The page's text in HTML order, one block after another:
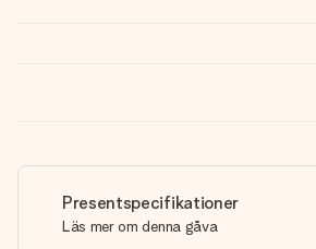
Presentspecifikationer
Läs mer om denna gåva